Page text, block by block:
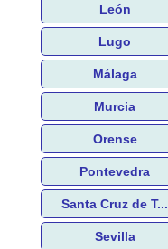
León
Lugo
Málaga
Murcia
Orense
Pontevedra
Santa Cruz de T...
Sevilla